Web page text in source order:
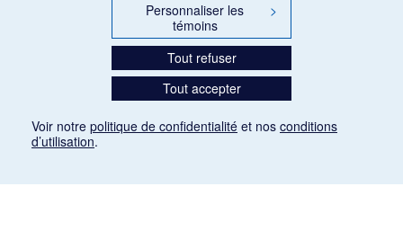
Personnaliser les
témoins
>
Tout refuser
Tout accepter
Voir notre politique de confidentialité et nos conditions
d’utilisation.